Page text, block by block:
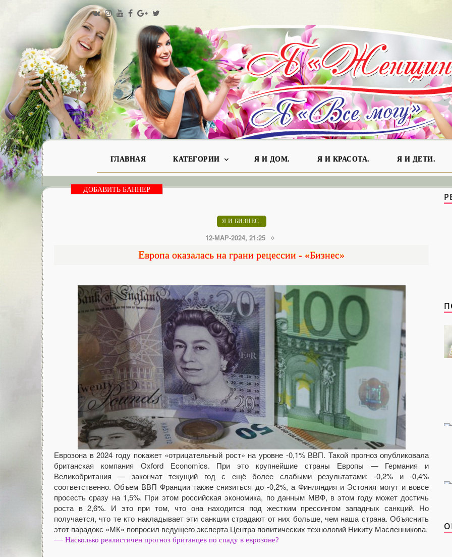
ГЛАВНАЯ КАТЕГОРИИ Я И ДОМ. Я И КРАСОТА. Я И ДЕТИ.
ДОБАВИТЬ БАННЕР
Я И БИЗНЕС.
12-МАР-2024, 21:25
Европа оказалась на грани рецессии - «Бизнес»
Еврозона в 2024 году покажет «отрицательный рост» на уровне -0,1% ВВП. Такой прогноз опубликовала
британская компания Oxford Economics. При это крупнейшие страны Европы — Германия и
Великобритания — закончат текущий год с ещё более слабыми результатами: -0,2% и -0,4%
соответственно. Объем ВВП Франции также снизиться до -0,2%, а Финляндия и Эстония могут и вовсе
просесть сразу на 1,5%. При этом российская экономика, по данным МВФ, в этом году может достичь
роста в 2,6%. И это при том, что она находится под жестким прессингом западных санкций. Но
получается, что те кто накладывает эти санкции страдают от них больше, чем наша страна. Объяснить
этот парадокс «МК» попросил ведущего эксперта Центра политических технологий Никиту Масленникова.
—Насколько реалистичен прогноз британцев по спаду в еврозоне?